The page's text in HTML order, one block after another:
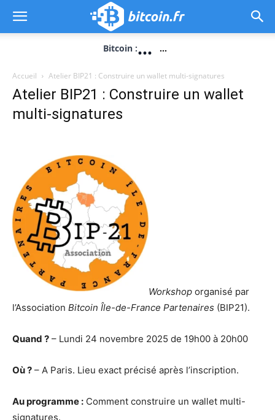
Bitcoin :... ...
Accueil Atelier BIP21 : Construire un wallet multi-signatures
Atelier BIP21 : Construire un wallet
multi-signatures
Workshop organisé par
l’Association Bitcoin Île-de-France Partenaires (BIP21).
Quand ? – Lundi 24 novembre 2025 de 19h00 à 20h00
Où ? – A Paris. Lieu exact précisé après l’inscription.
Au programme : Comment construire un wallet multi-
signatures.